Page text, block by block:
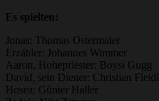
Es spielten:
Jonas: Thomas Ostermaier
Erzähler: Johannes Wimmer
Aaron, Hohepriester: Boysi Gugg
David, sein Diener: Christian Fleidl
Hosea: Günter Haller